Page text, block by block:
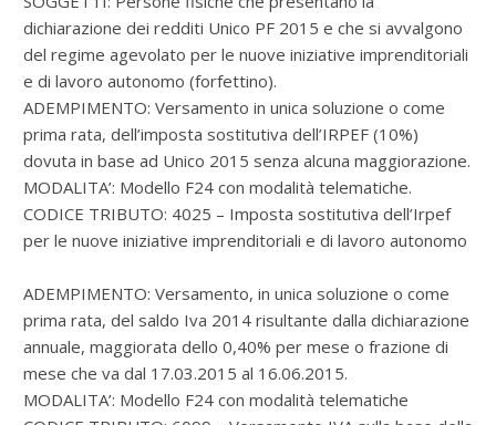
dichiarazione dei redditi Unico PF 2015 e che si avvalgono
del regime agevolato per le nuove iniziative imprenditoriali
e di lavoro autonomo (forfettino).
ADEMPIMENTO: Versamento in unica soluzione o come
prima rata, dell’imposta sostitutiva dell’IRPEF (10%)
dovuta in base ad Unico 2015 senza alcuna maggiorazione.
MODALITA’: Modello F24 con modalità telematiche.
CODICE TRIBUTO: 4025 – Imposta sostitutiva dell’Irpef
per le nuove iniziative imprenditoriali e di lavoro autonomo
ADEMPIMENTO: Versamento, in unica soluzione o come
prima rata, del saldo Iva 2014 risultante dalla dichiarazione
annuale, maggiorata dello 0,40% per mese o frazione di
mese che va dal 17.03.2015 al 16.06.2015.
MODALITA’: Modello F24 con modalità telematiche